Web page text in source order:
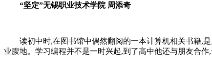
“坚定”无锡职业技术学院 周添奇
读初中时,在图书馆中偶然翻阅的一本计算机相关书籍,
业腹地。学习编程并不是一时兴起,到了高中他还与朋友合作,